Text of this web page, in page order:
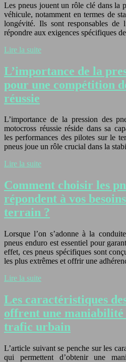
Les pneus jouent un rôle clé dans la
véhicule, notamment en termes de
longévité. Ils sont responsables de
répondre aux exigences spécifiques
Lire la suite
L’importance de la
pour une compétition
réussie
L’importance de la pression des
motocross réussie réside dans sa
les performances des pilotes sur le
pneus joue un rôle crucial dans la
Lire la suite
Comment choisir les
répondent à vos
terrain ?
Lorsque l’on s’adonne à la
pneus enduro est essentiel pour
effet, ces pneus spécifiques sont
les plus extrêmes et offrir une
Lire la suite
Les caractéristiques
offrent une maniabilité
trafic urbain
L’article suivant se penche sur les
qui permettent d’obtenir une